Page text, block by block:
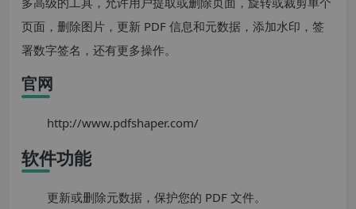
页面，删除图片，更新 PDF 信息和元数据，添加水印，签
署数字签名，还有更多操作。
官网
http://www.pdfshaper.com/
软件功能
更新或删除元数据，保护您的 PDF 文件。